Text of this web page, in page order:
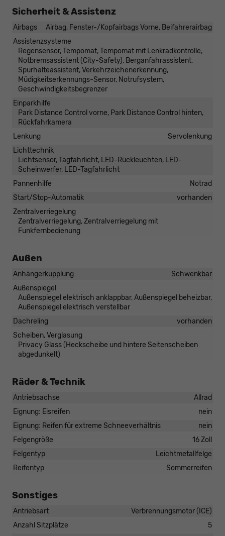
Sicherheit & Assistenz
Airbags
Airbag, Fenster-/Kopfairbags Vorne, Beifahrerairbag
Assistenzsysteme
Regensensor, Tempomat, Tempomat mit Lenkradkontrolle,
Notbremsassistent (City-Safety), Berganfahrassistent,
Spurhalteassistent, Verkehrzeichenerkennung,
Müdigkeitserkennungs-Sensor, Notrufsystem,
Geschwindigkeitsbegrenzer
Einparkhilfe
Park Distance Control vorne, Park Distance Control hinten,
Rückfahrkamera
Lenkung
Servolenkung
Lichttechnik
Lichtsensor, Tagfahrlicht, LED-Rückleuchten, LED-
Scheinwerfer, LED-Tagfahrlicht
Pannenhilfe
Notrad
Start/Stop-Automatik
vorhanden
Zentralverriegelung
Zentralverriegelung, Zentralverriegelung mit
Funkfernbedienung
Außen
Anhängerkupplung
Schwenkbar
Außenspiegel
Außenspiegel elektrisch anklappbar, Außenspiegel beheizbar,
Außenspiegel elektrisch verstellbar
Dachreling
vorhanden
Scheiben, Verglasung
Privacy Glass (Heckscheibe und hintere Seitenscheiben
abgedunkelt)
Räder & Technik
Antriebsachse
Allrad
Eignung: Eisreifen
nein
Eignung: Reifen für extreme Schneeverhältnis
nein
Felgengröße
16 Zoll
Felgentyp
Leichtmetallfelge
Reifentyp
Sommerreifen
Sonstiges
Antriebsart
Verbrennungsmotor (ICE)
Anzahl Sitzplätze
5